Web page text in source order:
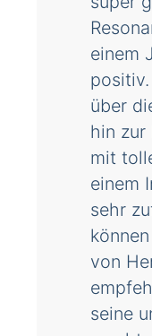
einem
über
hin zur
mit
einem
sehr
von
seine